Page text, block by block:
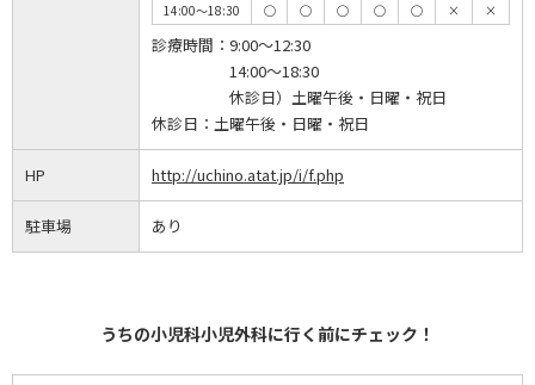
14:00～18:30
◯ ◯ ◯ ◯ ◯ × ×
診療時間： 9:00～12:30
14:00～18:30
休診日）土曜午後・日曜・祝日
休診日： 土曜午後・日曜・祝日
HP http://uchino.atat.jp/i/f.php
駐車場 あり
うちの小児科小児外科に行く前にチェック！